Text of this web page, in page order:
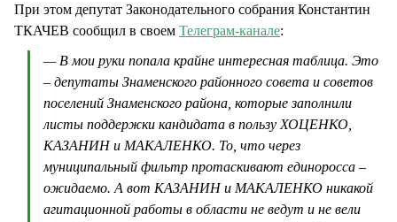
При этом депутат Законодательного собрания Константин
ТКАЧЕВ сообщил в своем Телеграм-канале:
— В мои руки попала крайне интересная таблица. Это
– депутаты Знаменского районного совета и советов
поселений Знаменского района, которые заполнили
листы поддержки кандидата в пользу ХОЦЕНКО,
КАЗАНИН и МАКАЛЕНКО. То, что через
муниципальный фильтр протаскивают единоросса –
ожидаемо. А вот КАЗАНИН и МАКАЛЕНКО никакой
агитационной работы в области не ведут и не вели